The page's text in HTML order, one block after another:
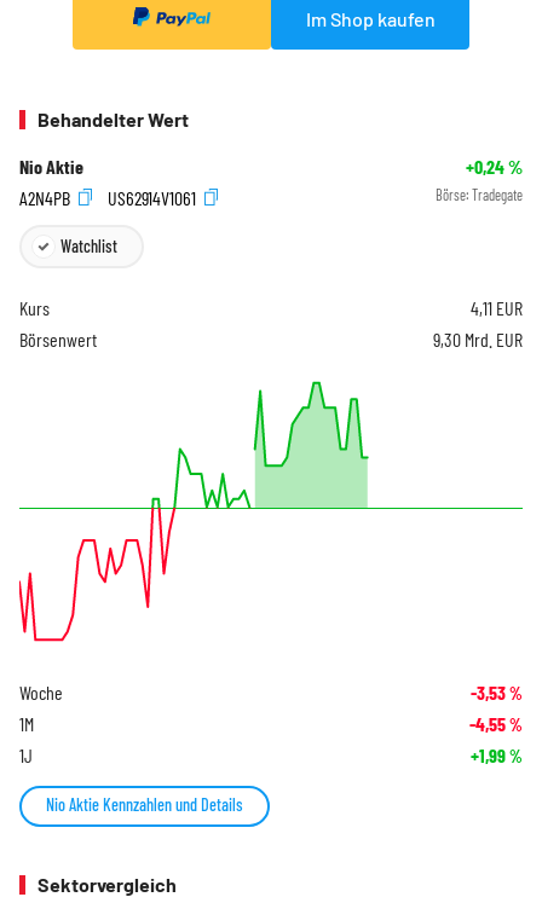
Im Shop kaufen
Behandelter Wert
Nio Aktie +0,24%
A2N4PB
US62914V1061 Börse: Tradegate
Watchlist
Kurs 4,11 EUR
Börsenwert
9,30 Mrd. EUR
Woche -3,53%
1M -4,55%
1J +1,99%
Nio Aktie Kennzahlen und Details
Sektorvergleich